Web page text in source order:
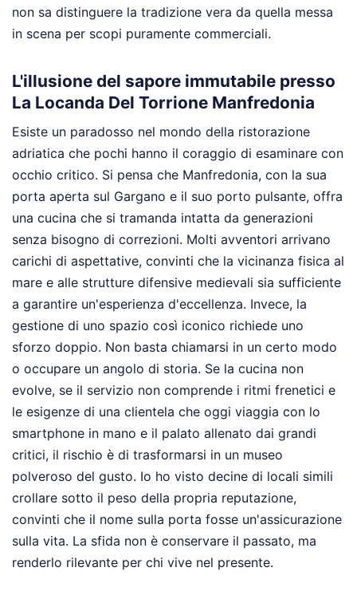
non sa distinguere la tradizione vera da quella messa
in scena per scopi puramente commerciali.
L'illusione del sapore immutabile presso
La Locanda Del Torrione Manfredonia
Esiste un paradosso nel mondo della ristorazione
adriatica che pochi hanno il coraggio di esaminare con
occhio critico. Si pensa che Manfredonia, con la sua
porta aperta sul Gargano e il suo porto pulsante, offra
una cucina che si tramanda intatta da generazioni
senza bisogno di correzioni. Molti avventori arrivano
carichi di aspettative, convinti che la vicinanza fisica al
mare e alle strutture difensive medievali sia sufficiente
a garantire un'esperienza d'eccellenza. Invece, la
gestione di uno spazio così iconico richiede uno
sforzo doppio. Non basta chiamarsi in un certo modo
o occupare un angolo di storia. Se la cucina non
evolve, se il servizio non comprende i ritmi frenetici e
le esigenze di una clientela che oggi viaggia con lo
smartphone in mano e il palato allenato dai grandi
critici, il rischio è di trasformarsi in un museo
polveroso del gusto. Io ho visto decine di locali simili
crollare sotto il peso della propria reputazione,
convinti che il nome sulla porta fosse un'assicurazione
sulla vita. La sfida non è conservare il passato, ma
renderlo rilevante per chi vive nel presente.